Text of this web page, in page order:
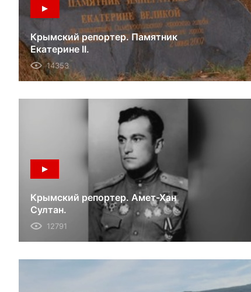
Крымский репортер. Памятник
Екатерине II.
14353
Крымский репортер. Амет-Хан
Султан.
12791